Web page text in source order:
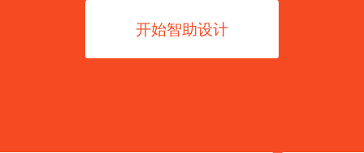
开始智助设计